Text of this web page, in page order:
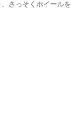
さっそくホイールを